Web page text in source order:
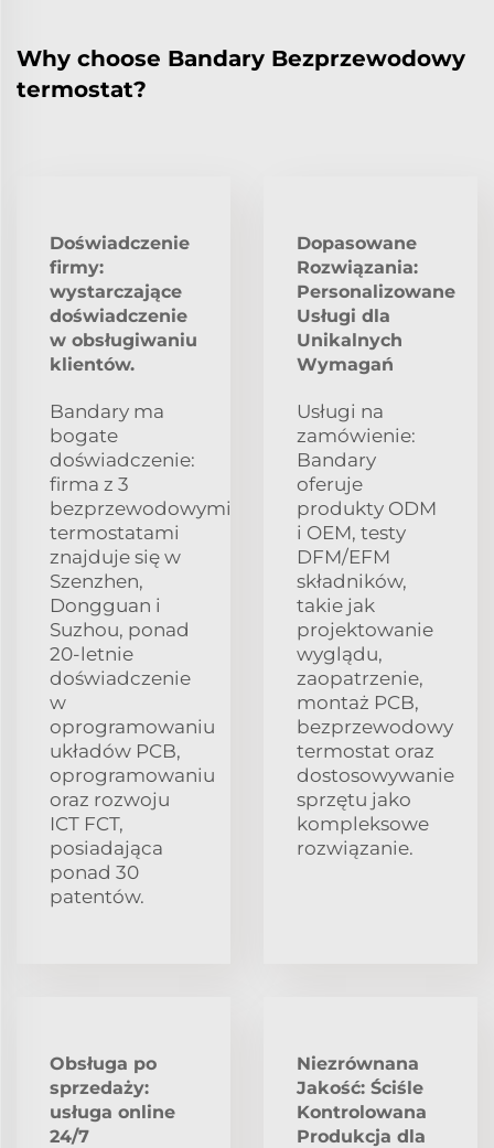
Why choose Bandary Bezprzewodowy
termostat?
Doświadczenie
firmy:
wystarczające
doświadczenie
w obsługiwaniu
klientów.
Bandary ma
bogate
doświadczenie:
firma z 3
bezprzewodowymi
termostatami
znajduje się w
Szenzhen,
Dongguan i
Suzhou, ponad
20-letnie
doświadczenie
w
oprogramowaniu
układów PCB,
oprogramowaniu
oraz rozwoju
ICT FCT,
posiadająca
ponad 30
patentów.
Dopasowane
Rozwiązania:
Personalizowane
Usługi dla
Unikalnych
Wymagań
Usługi na
zamówienie:
Bandary
oferuje
produkty ODM
i OEM, testy
DFM/EFM
składników,
takie jak
projektowanie
wyglądu,
zaopatrzenie,
montaż PCB,
bezprzewodowy
termostat oraz
dostosowywanie
sprzętu jako
kompleksowe
rozwiązanie.
Obsługa po
sprzedaży:
usługa online
24/7
Niezrównana
Jakość: Ściśle
Kontrolowana
Produkcja dla